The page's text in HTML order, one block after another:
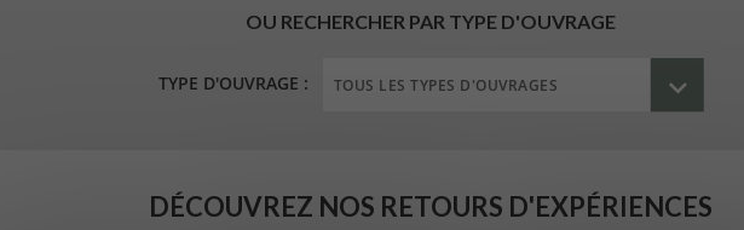
OU RECHERCHER PAR TYPE D'OUVRAGE
TYPE D'OUVRAGE :
DÉCOUVREZ NOS RETOURS D'EXPÉRIENCES